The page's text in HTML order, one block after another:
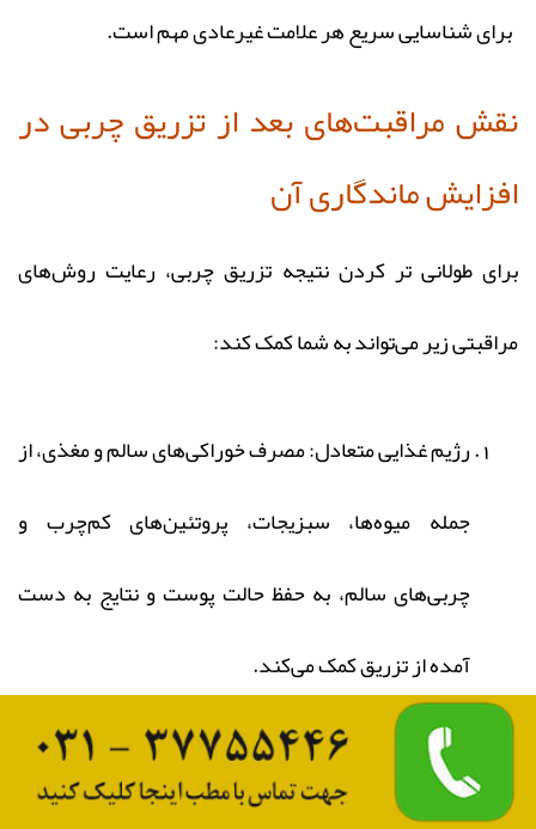
برای شناسایی سریع هر علامت غیرعادی مهم است.
نقش مراقبت‌های بعد از تزریق چربی در
افزایش ماندگاری آن
برای طولانی‌ تر کردن نتیجه تزریق چربی، رعایت روش‌های
مراقبتی زیر می‌تواند به شما کمک کند:
رژیم غذایی متعادل: مصرف خوراکی‌های سالم و مغذی، از
جمله میوه‌ها، سبزیجات، پروتئین‌های کم‌چرب و
چربی‌های سالم، به حفظ حالت پوست و نتایج به دست
آمده از تزریق کمک می‌کند.
هیدراتاسیون مناسب: نوشیدن آب کافی در طول روز به
حفظ رطوبت پوست و بهبود نتایج تزریق چربی کمک